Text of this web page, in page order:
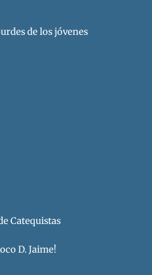
de los jóvenes
Catequistas
D. Jaime!